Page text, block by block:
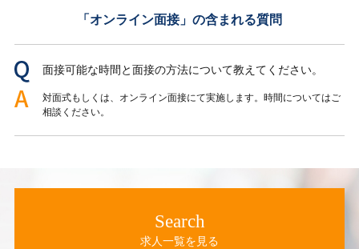
「オンライン面接」の含まれる質問
面接可能な時間と面接の方法について教えてください。
対面式もしくは、オンライン面接にて実施します。時間についてはご
相談ください。
Search
求人一覧を見る